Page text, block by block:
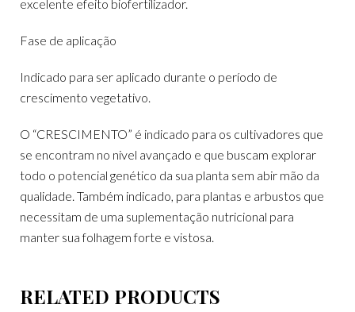
excelente efeito biofertilizador.
Fase de aplicação
Indicado para ser aplicado durante o período de
crescimento vegetativo.
O “CRESCIMENTO” é indicado para os cultivadores que
se encontram no nivel avançado e que buscam explorar
todo o potencial genético da sua planta sem abir mão da
qualidade. Também indicado, para plantas e arbustos que
necessitam de uma suplementação nutricional para
manter sua folhagem forte e vistosa.
RELATED PRODUCTS